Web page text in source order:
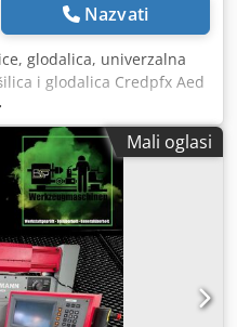
Nazvati
glodalica, univerzalna
i glodalica Credpfx Aed
rotirajuća -Feed: u X i
(mjenjači su
stol: 280 x 1300 mm -
vretena: SK40 - udarac
mm/okr -Brzine od: 60 do
1700/1530/H2200 mm -
Mali oglasi